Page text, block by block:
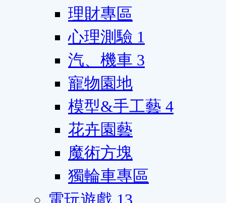
理財專區
心理測驗 1
汽、機車 3
寵物園地
模型&手工藝 4
花卉園藝
魔術方塊
獨輪車專區